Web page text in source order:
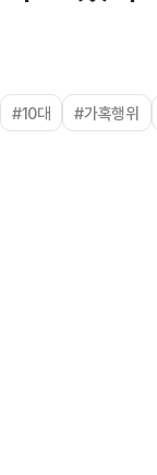
#10대 #가혹행위